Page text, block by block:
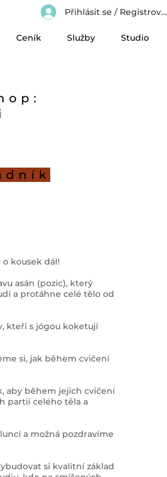
Přihlásit se / Registrovat
Ceník Služby Studio
kousek dál!
asán (pozic), který
a protáhne celé tělo od
kteří s jógou koketují
si, jak během cvičení
aby během jejich cvičení
partií celého těla a
a možná pozdravíme
si kvalitní základ